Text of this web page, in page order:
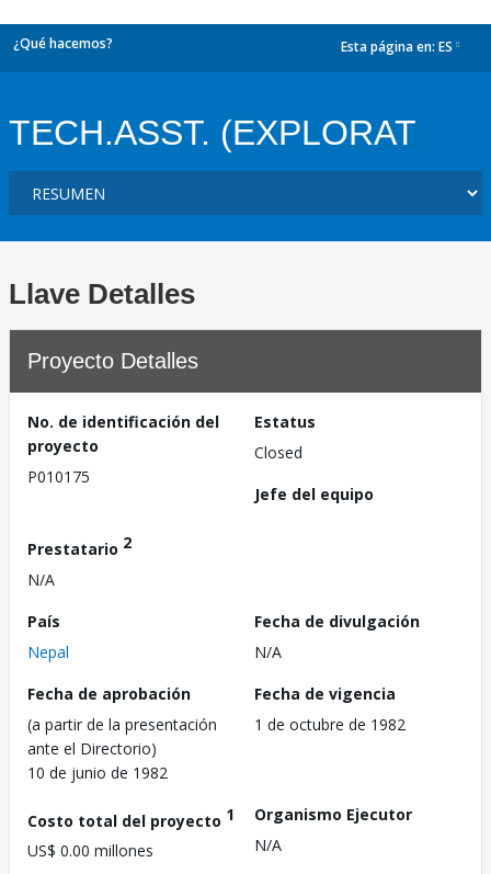
¿Qué hacemos? Esta página en: ES
TECH.ASST. (EXPLORAT
Llave Detalles
Proyecto Detalles
No. de identificación del
proyecto
P010175
Estatus
Closed
Jefe del equipo
Prestatario 2
N/A
País
Nepal
Fecha de divulgación
N/A
Fecha de aprobación
(a partir de la presentación
ante el Directorio)
10 de junio de 1982
Fecha de vigencia
1 de octubre de 1982
Costo total del proyecto 1
US$ 0.00 millones
Organismo Ejecutor
N/A